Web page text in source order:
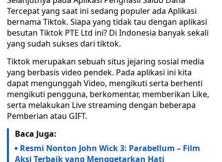
Tercepat yang saat ini sedang populer ada Aplikasi
bernama Tiktok. Siapa yang tidak tau dengan aplikasi
besutan Tiktok PTE Ltd ini? Di Indonesia banyak sekali
yang sudah sukses dari tiktok.
Tiktok merupakan sebuah situs jejaring sosial media
yang berbasis video pendek. Pada aplikasi ini kita
dapat mengunggah Video, mengikuti serta berhenti
mengikuti pengguna, berkomentar, memberikan Like,
serta melakukan Live streaming dengan beberapa
Pemberian atau GIFT.
Baca Juga:
Resmi Nonton John Wick 3: Parabellum – Film
Aksi Terbaik yang Menggetarkan Hati